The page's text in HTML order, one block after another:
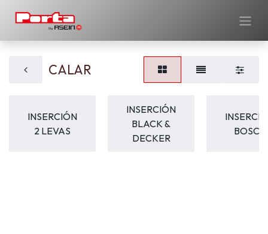
CALAR
INSERCIÓN
2 LEVAS
INSERCIÓN
BLACK &
DECKER
BOSCH